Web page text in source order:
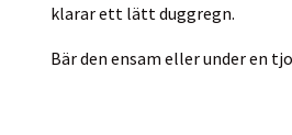
klarar ett lätt duggregn.
Bär den ensam eller under en